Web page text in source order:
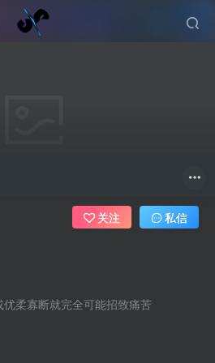
柔寡断就完全可能招致痛苦
关注 私信